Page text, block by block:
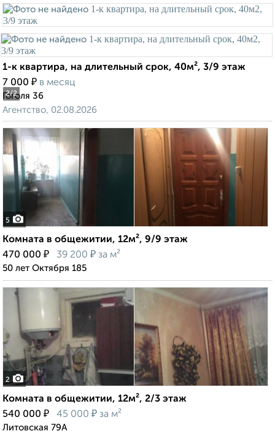
2/2
1-к квартира, на длительный срок, 40м², 3/9 этаж
7 000 ₽ в месяц
Гоголя 36
Агентство, 02.08.2026
5
Комната в общежитии, 12м², 9/9 этаж
470 000 ₽ 39 200 ₽ за м²
50 лет Октября 185
2
Комната в общежитии, 12м², 2/3 этаж
540 000 ₽ 45 000 ₽ за м²
Литовская 79А